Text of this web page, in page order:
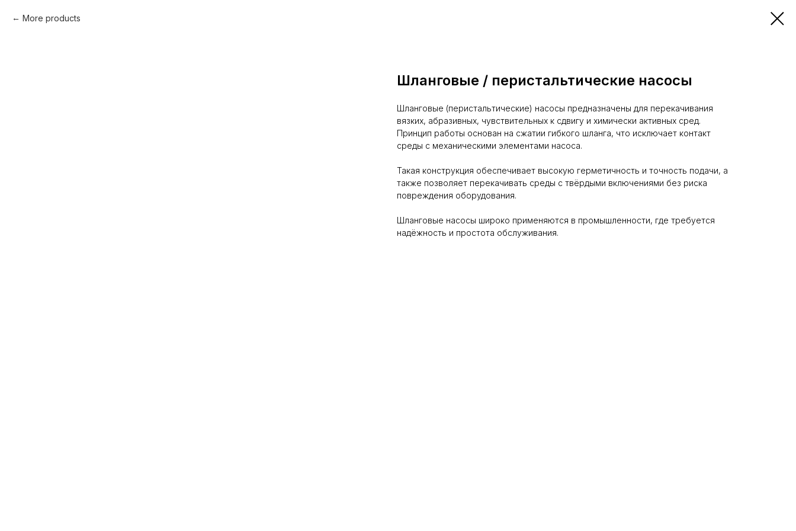
More products
Шланговые / перистальтические насосы
Шланговые (перистальтические) насосы предназначены для перекачивания
вязких, абразивных, чувствительных к сдвигу и химически активных сред.
Принцип работы основан на сжатии гибкого шланга, что исключает контакт
среды с механическими элементами насоса.
Такая конструкция обеспечивает высокую герметичность и точность подачи, а
также позволяет перекачивать среды с твёрдыми включениями без риска
повреждения оборудования.
Шланговые насосы широко применяются в промышленности, где требуется
надёжность и простота обслуживания.